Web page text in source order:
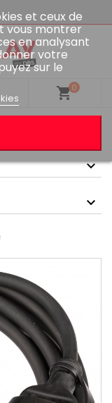
et ceux de
vous montrer
en analysant
votre
sur le
shopping_cart0